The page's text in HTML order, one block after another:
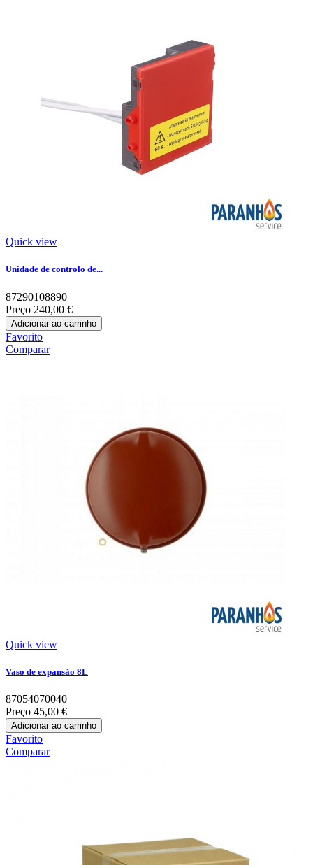
Quick view
Unidade de controlo de...
87290108890
Preço 240,00 €
Adicionar ao carrinho
Favorito
Comparar
Quick view
Vaso de expansão 8L
87054070040
Preço 45,00 €
Adicionar ao carrinho
Favorito
Comparar